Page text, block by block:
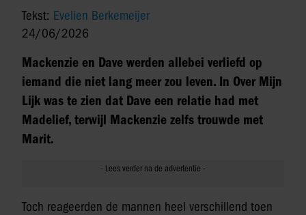
Tekst: Evelien Berkemeijer
24/06/2026
Mackenzie en Dave werden allebei verliefd op
iemand die niet lang meer zou leven. In Over Mijn
Lijk was te zien dat Dave een relatie had met
Madelief, terwijl Mackenzie zelfs trouwde met
Marit.
Toch reageerden de mannen heel verschillend toen